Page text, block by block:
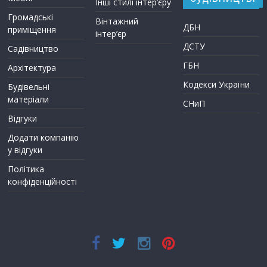
Громадські
приміщення
Садівництво
Архітектура
Будівельні
матеріали
Відгуки
Додати компанію
у відгуки
Політика
конфіденційності
Вінтажний
інтер’єр
ДБН
ДСТУ
ГБН
Кодекси України
СНиП